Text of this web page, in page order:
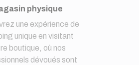
physique
une expérience de
unique en visitant
boutique, où nos
dévoués sont